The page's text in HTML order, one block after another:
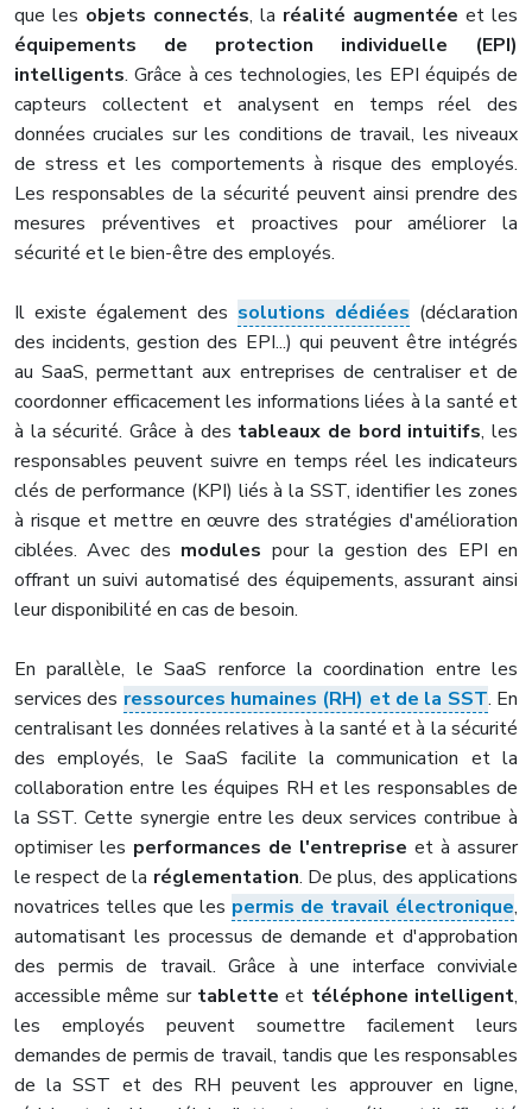
que les objets connectés, la réalité augmentée et les
équipements de protection individuelle (EPI)
intelligents. Grâce à ces technologies, les EPI équipés de
capteurs collectent et analysent en temps réel des
données cruciales sur les conditions de travail, les niveaux
de stress et les comportements à risque des employés.
Les responsables de la sécurité peuvent ainsi prendre des
mesures préventives et proactives pour améliorer la
sécurité et le bien-être des employés.
Il existe également des solutions dédiées (déclaration
des incidents, gestion des EPI...) qui peuvent être intégrés
au SaaS, permettant aux entreprises de centraliser et de
coordonner efficacement les informations liées à la santé et
à la sécurité. Grâce à des tableaux de bord intuitifs, les
responsables peuvent suivre en temps réel les indicateurs
clés de performance (KPI) liés à la SST, identifier les zones
à risque et mettre en œuvre des stratégies d'amélioration
ciblées. Avec des modules pour la gestion des EPI en
offrant un suivi automatisé des équipements, assurant ainsi
leur disponibilité en cas de besoin.
En parallèle, le SaaS renforce la coordination entre les
services des ressources humaines (RH) et de la SST. En
centralisant les données relatives à la santé et à la sécurité
des employés, le SaaS facilite la communication et la
collaboration entre les équipes RH et les responsables de
la SST. Cette synergie entre les deux services contribue à
optimiser les performances de l'entreprise et à assurer
le respect de la réglementation. De plus, des applications
novatrices telles que les permis de travail électronique,
automatisant les processus de demande et d'approbation
des permis de travail. Grâce à une interface conviviale
accessible même sur tabletteet téléphone intelligent,
les employés peuvent soumettre facilement leurs
demandes de permis de travail, tandis que les responsables
de la SST et des RH peuvent les approuver en ligne,